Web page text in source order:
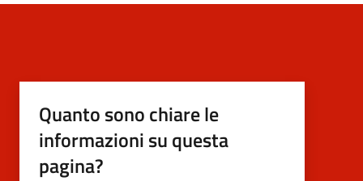
Quanto sono chiare le
informazioni su questa
pagina?